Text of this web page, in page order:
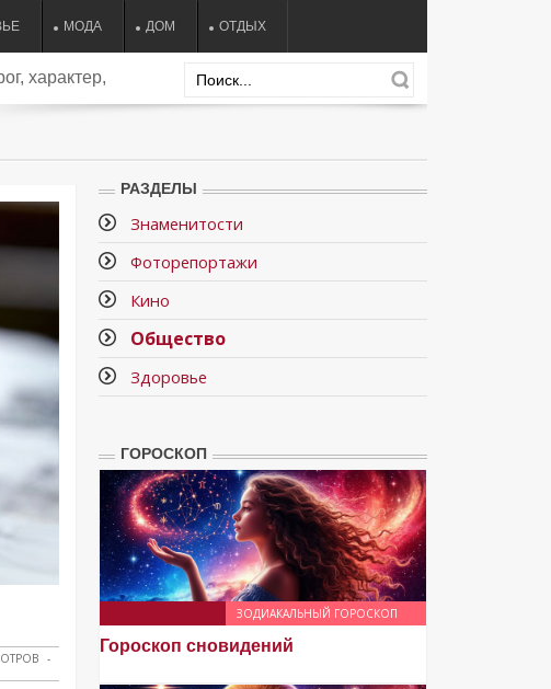
МОДА ДОМ ОТДЫХ
характер,
РАЗДЕЛЫ
Знаменитости
Фоторепортажи
Кино
Общество
Здоровье
ГОРОСКОП
ЗОДИАКАЛЬНЫЙ ГОРОСКОП
Гороскоп сновидений